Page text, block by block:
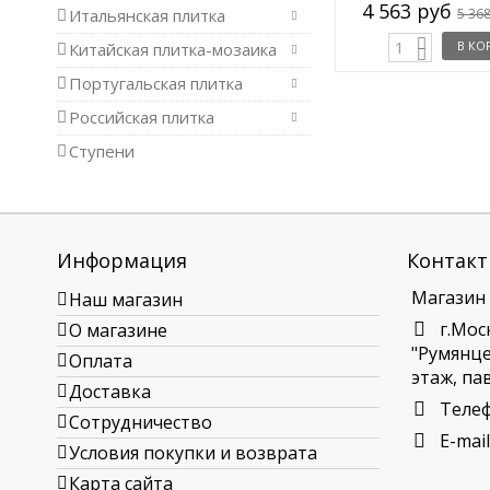
3 722 руб4 378 руб / кв.м.
В КОРЗИНУ
4 563 руб 5
В
Итальянская плитка
Китайская плитка-мозаика
Португальская плитка
Российская плитка
Ступени
Информация
Наш магазин
О магазине
Оплата
Доставка
Сотрудничество
Условия покупки и возврата
Карта сайта
этаж,
E-